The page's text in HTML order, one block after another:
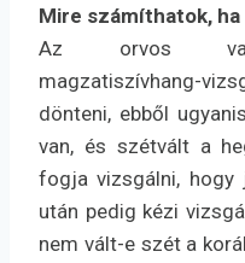
Mire számíthatok, ha
Az orvos
magzatiszívhang-
dönteni, ebből
van, és szétvált a
fogja vizsgálni, hogy
után pedig kézi
nem vált-e szét a